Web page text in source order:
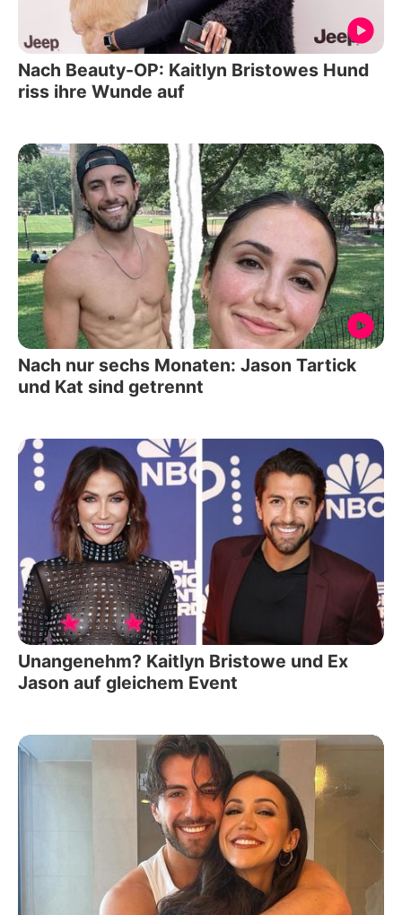
Nach Beauty-OP: Kaitlyn Bristowes Hund
riss ihre Wunde auf
Nach nur sechs Monaten: Jason Tartick
und Kat sind getrennt
Unangenehm? Kaitlyn Bristowe und Ex
Jason auf gleichem Event